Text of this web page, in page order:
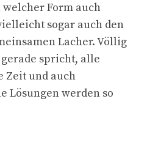
Form auch
sogar auch den
Lacher. Völlig
spricht, alle
Zeit und auch
Lösungen werden so